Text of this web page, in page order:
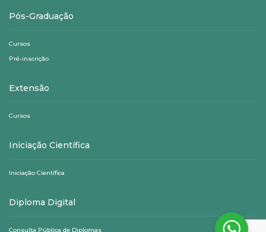
Pós-Graduação
Cursos
Pré-inscrição
Extensão
Cursos
Iniciação Científica
Iniciação Científica
Diploma Digital
Consulta Pública de Diplomas